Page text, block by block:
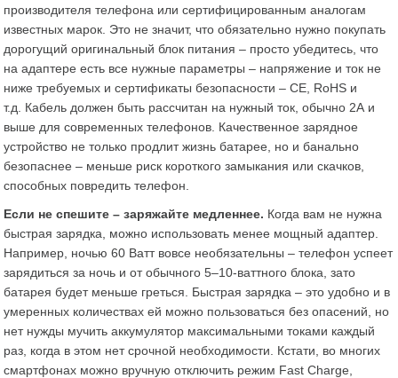
производителя телефона или сертифицированным аналогам
известных марок. Это не значит, что обязательно нужно покупать
дорогущий оригинальный блок питания – просто убедитесь, что
на адаптере есть все нужные параметры – напряжение и ток не
ниже требуемых и сертификаты безопасности – CE, RoHS и
т.д. Кабель должен быть рассчитан на нужный ток, обычно 2А и
выше для современных телефонов. Качественное зарядное
устройство не только продлит жизнь батарее, но и банально
безопаснее – меньше риск короткого замыкания или скачков,
способных повредить телефон.
Если не спешите – заряжайте медленнее. Когда вам не нужна
быстрая зарядка, можно использовать менее мощный адаптер.
Например, ночью 60 Ватт вовсе необязательны – телефон успеет
зарядиться за ночь и от обычного 5–10-ваттного блока, зато
батарея будет меньше греться. Быстрая зарядка – это удобно и в
умеренных количествах ей можно пользоваться без опасений, но
нет нужды мучить аккумулятор максимальными токами каждый
раз, когда в этом нет срочной необходимости. Кстати, во многих
смартфонах можно вручную отключить режим Fast Charge,